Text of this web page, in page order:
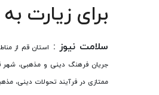
برای زیارت
سلامت نیوز : استان قم از
جریان فرهنگ دینی و مذهبی، شهر
ممتازی در فرآیند تحولات دینی،